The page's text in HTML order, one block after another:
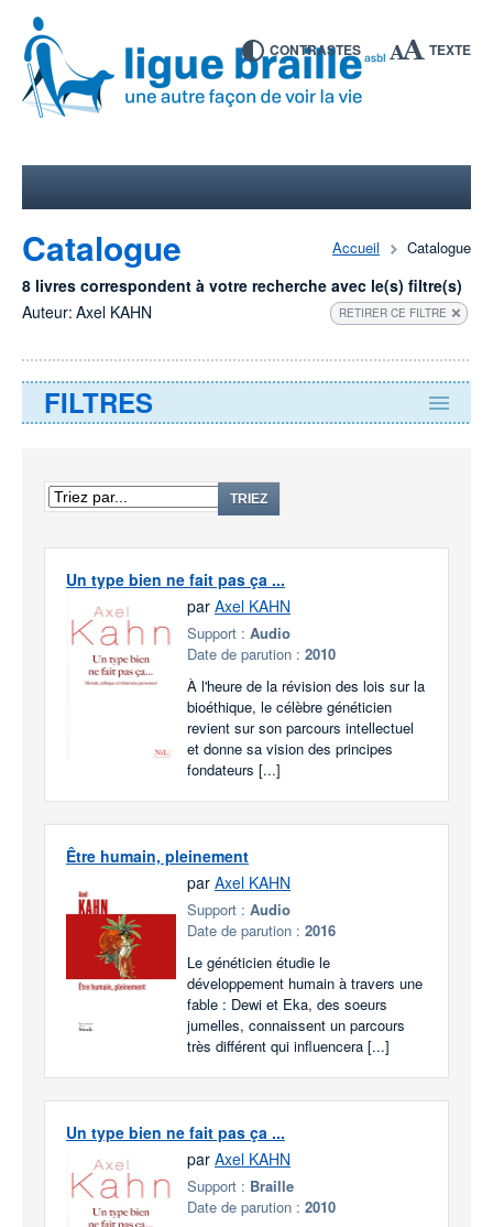
CONTRASTES TEXTE
Accueil Catalogue
Catalogue
8 livres correspondent à votre recherche avec le(s) filtre(s)
Auteur: Axel KAHN RETIRER CE FILTRE
FILTRES
TRIEZ
Un type bien ne fait pas ça ...
par Axel KAHN
Support : Audio
Date de parution : 2010
À l'heure de la révision des lois sur la
bioéthique, le célèbre généticien
revient sur son parcours intellectuel
et donne sa vision des principes
fondateurs [...]
Être humain, pleinement
par Axel KAHN
Support : Audio
Date de parution : 2016
Le généticien étudie le
développement humain à travers une
fable : Dewi et Eka, des soeurs
jumelles, connaissent un parcours
très différent qui influencera [...]
Un type bien ne fait pas ça ...
par Axel KAHN
Support : Braille
Date de parution : 2010